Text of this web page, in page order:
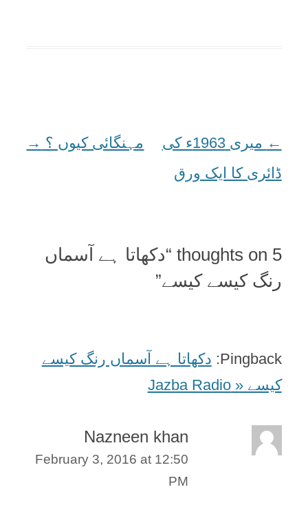
Post
navigation
←
میری 1963ء کی
ڈائری کا ایک ورق
مہنگائی کیوں ؟ →
5 thoughts on “
دکھاتا ہے آسماں
رنگ کیسے کیسے”
Pingback: دکھاتا ہے آسماں رنگ کیسے
کیسے « Jazba Radio
Nazneen khan
February 3, 2016 at 12:50
PM